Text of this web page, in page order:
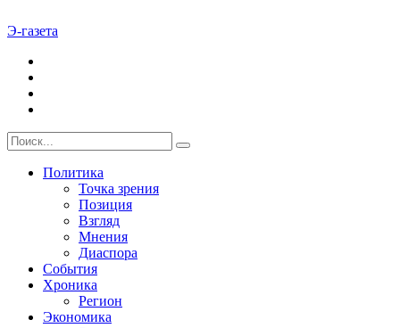
Э-газета
Политика
Точка зрения
Позиция
Взгляд
Мнения
Диаспора
События
Хроника
Регион
Экономика